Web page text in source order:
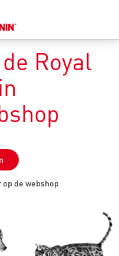
Royal
de webshop